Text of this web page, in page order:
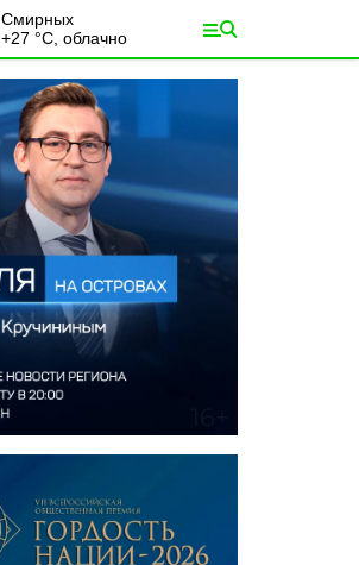
Смирных
+27 °С, облачно